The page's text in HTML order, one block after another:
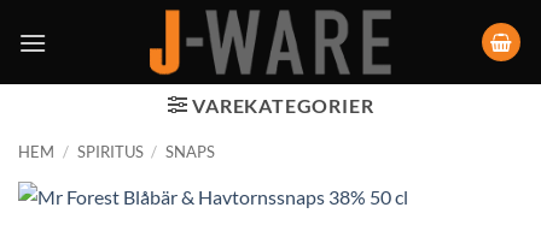
VAREKATEGORIER
HEM / SPIRITUS / SNAPS